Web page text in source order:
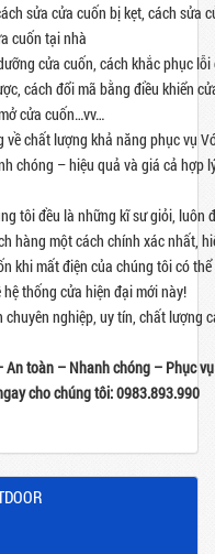
sửa cửa cuốn bị kẹt, cách sửa
cuốn tại nhà
cửa cuốn, cách khắc phục
cách đổi mã bằng điều khiển
cửa cuốn…vv…
chất lượng khả năng phục vụ
– hiệu quả và giá cả hợp
tôi đều là những kĩ sư giỏi, luôn
hàng một cách chính xác nhất,
khi mất điện của chúng tôi có
thống cửa hiện đại mới này!
nghiệp, uy tín, chất lượng
An toàn – Nhanh chóng – Phục
tôi: 0983.893.990